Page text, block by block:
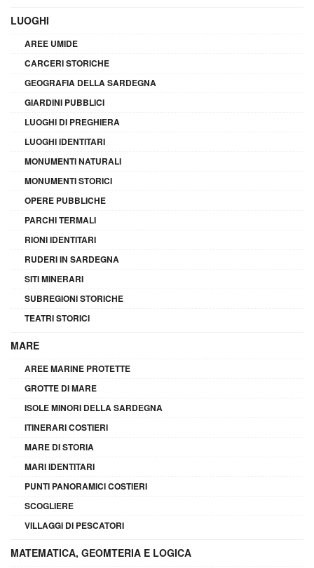
LUOGHI
AREE UMIDE
CARCERI STORICHE
GEOGRAFIA DELLA SARDEGNA
GIARDINI PUBBLICI
LUOGHI DI PREGHIERA
LUOGHI IDENTITARI
MONUMENTI NATURALI
MONUMENTI STORICI
OPERE PUBBLICHE
PARCHI TERMALI
RIONI IDENTITARI
RUDERI IN SARDEGNA
SITI MINERARI
SUBREGIONI STORICHE
TEATRI STORICI
MARE
AREE MARINE PROTETTE
GROTTE DI MARE
ISOLE MINORI DELLA SARDEGNA
ITINERARI COSTIERI
MARE DI STORIA
MARI IDENTITARI
PUNTI PANORAMICI COSTIERI
SCOGLIERE
VILLAGGI DI PESCATORI
MATEMATICA, GEOMTERIA E LOGICA